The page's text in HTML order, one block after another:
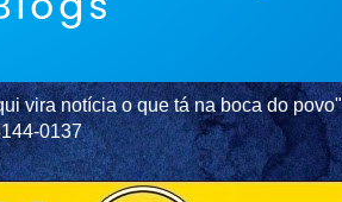
vira notícia o que tá na boca do povo"
0137